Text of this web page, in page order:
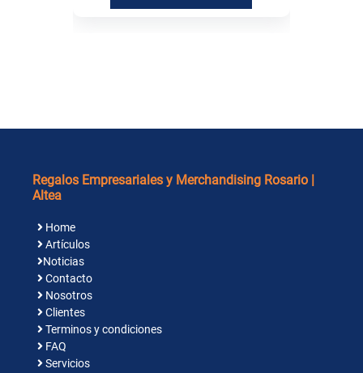
Regalos Empresariales y Merchandising Rosario |
Altea
Home
Artículos
Noticias
Contacto
Nosotros
Clientes
Terminos y condiciones
FAQ
Servicios